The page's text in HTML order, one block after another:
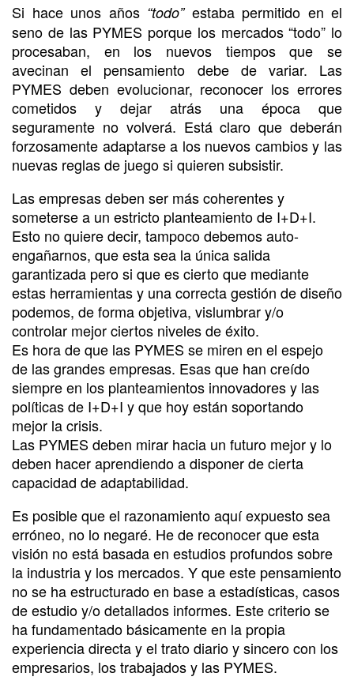
Si hace unos años “todo”estaba permitido en el
seno de las PYMES porque los mercados “todo” lo
procesaban, en los nuevos tiempos que se
avecinan el pensamiento debe de variar. Las
PYMES deben evolucionar, reconocer los errores
cometidos y dejar atrás una época que
seguramente no volverá. Está claro que deberán
forzosamente adaptarse a los nuevos cambios y las
nuevas reglas de juego si quieren subsistir.
Las empresas deben ser más coherentes y
someterse a un estricto planteamiento de I+D+I.
Esto no quiere decir, tampoco debemos auto-
engañarnos, que esta sea la única salida
garantizada pero si que es cierto que mediante
estas herramientas y una correcta gestión de diseño
podemos, de forma objetiva, vislumbrar y/o
controlar mejor ciertos niveles de éxito.
Es hora de que las PYMES se miren en el espejo
de las grandes empresas. Esas que han creído
siempre en los planteamientos innovadores y las
políticas de I+D+I y que hoy están soportando
mejor la crisis.
Las PYMES deben mirar hacia un futuro mejor y lo
deben hacer aprendiendo a disponer de cierta
capacidad de adaptabilidad.
Es posible que el razonamiento aquí expuesto sea
erróneo, no lo negaré. He de reconocer que esta
visión no está basada en estudios profundos sobre
la industria y los mercados. Y que este pensamiento
no se ha estructurado en base a estadísticas, casos
de estudio y/o detallados informes. Este criterio se
ha fundamentado básicamente en la propia
experiencia directa y el trato diario y sincero con los
empresarios, los trabajados y las PYMES.